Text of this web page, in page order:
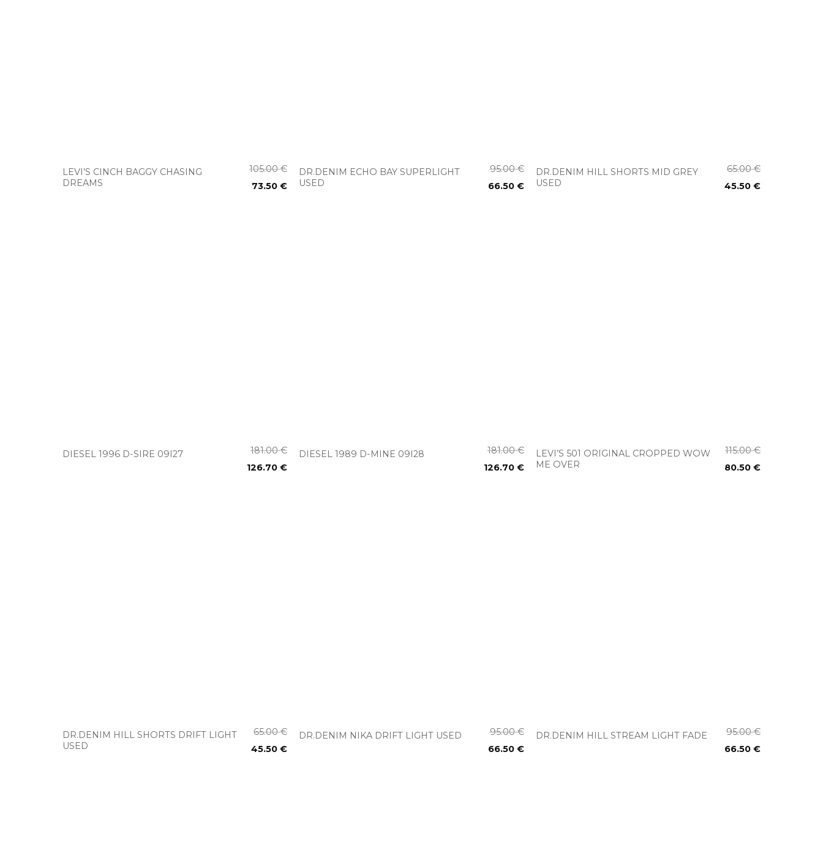
LEVI’S CINCH BAGGY CHASING
DREAMS
105.00€
73.50 €
DR.DENIM ECHO BAY SUPERLIGHT
USED
95.00€
66.50 €
DR.DENIM HILL SHORTS MID GREY
USED
65.00€
45.50€
DIESEL 1996 D-SIRE 09I27 181.00€
126.70 €
DIESEL 1989 D-MINE 09I28 181.00€
126.70 €
LEVI’S 501 ORIGINAL CROPPED WOW
ME OVER
115.00€
80.50€
DR.DENIM HILL SHORTS DRIFT LIGHT
USED
65.00€
45.50 €
DR.DENIM NIKA DRIFT LIGHT USED 95.00€
66.50 €
DR.DENIM HILL STREAM LIGHT FADE 95.00€
66.50€